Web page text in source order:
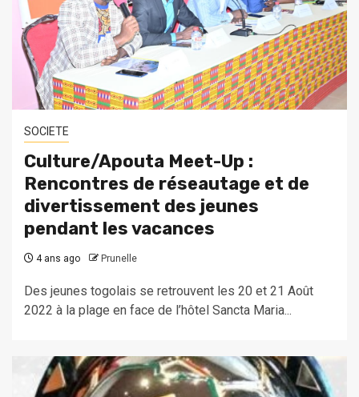
SOCIETE
Culture/Apouta Meet-Up :
Rencontres de réseautage et de
divertissement des jeunes
pendant les vacances
4 ans ago Prunelle
Des jeunes togolais se retrouvent les 20 et 21 Août
2022 à la plage en face de l’hôtel Sancta Maria...